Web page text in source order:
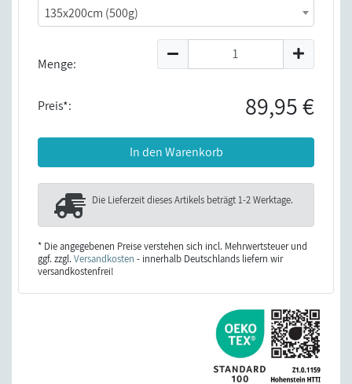
135x200cm (500g)
Menge:
Preis*: 89,95 €
In den Warenkorb
Die Lieferzeit dieses Artikels beträgt1-2 Werktage.
* Die angegebenen Preise verstehen sich incl. Mehrwertsteuer und
ggf. zzgl.Versandkosten - innerhalb Deutschlands liefern wir
versandkostenfrei!